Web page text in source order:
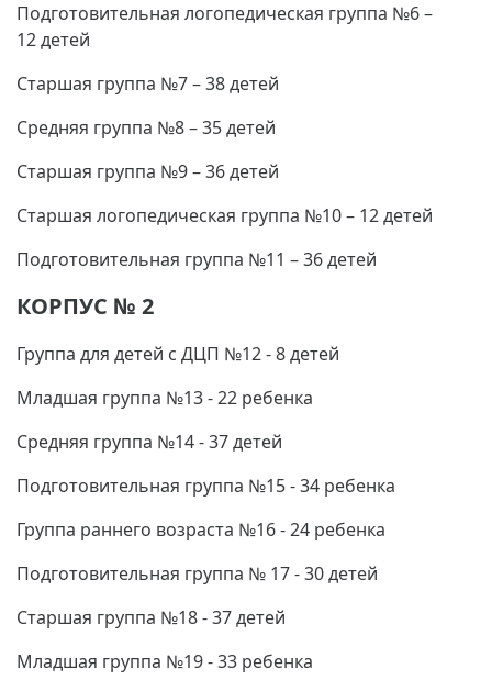
Подготовительная логопедическая группа №6 –
12 детей
Старшая группа №7 – 38 детей
Средняя группа №8 – 35 детей
Старшая группа №9 – 36 детей
Старшая логопедическая группа №10 – 12 детей
Подготовительная группа №11 – 36 детей
КОРПУС № 2
Группа для детей с ДЦП №12 - 8 детей
Младшая группа №13 - 22 ребенка
Средняя группа №14 - 37 детей
Подготовительная группа №15 - 34 ребенка
Группа раннего возраста №16 - 24 ребенка
Подготовительная группа № 17 - 30 детей
Старшая группа №18 - 37 детей
Младшая группа №19 - 33 ребенка